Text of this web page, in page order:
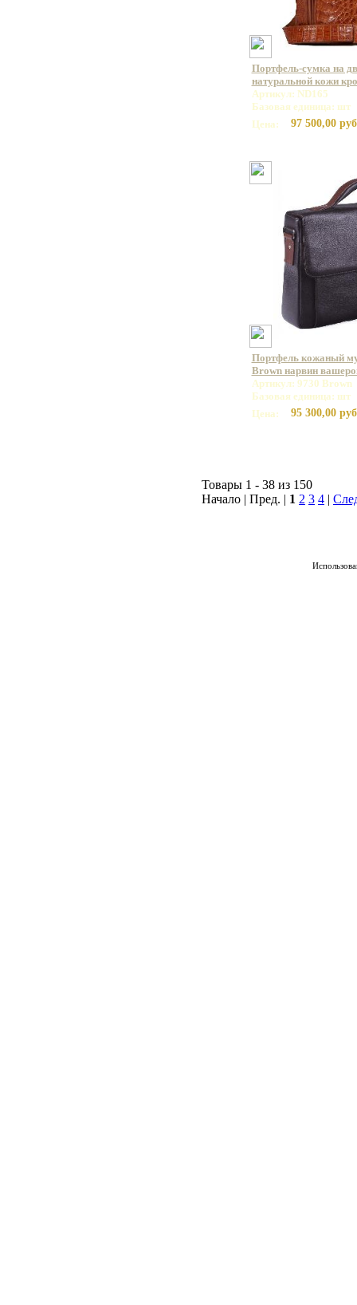
Портфель-сумка на
натуральной кожи
Артикул: ND165
Базовая единица: шт
Цена:
97 500,00
Портфель кожаный
Brown нарвин
Артикул: 9730 Brown
Базовая единица: шт
Цена:
95 300,00
Товары 1 - 38 из 150
Начало | Пред. | 1 2 3 4